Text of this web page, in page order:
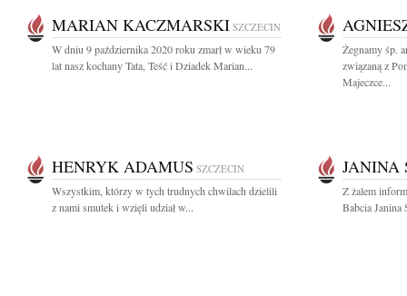
MARIAN KACZMARSKI SZCZECIN
W dniu 9 października 2020 roku zmarł w wieku 79
lat nasz kochany Tata, Teść i Dziadek Marian...
Żegnamy śp.
związaną z
Majeczce...
HENRYK ADAMUS SZCZECIN
Wszystkim, którzy w tych trudnych chwilach dzielili
z nami smutek i wzięli udział w...
JANINA
Z żalem
Babcia Janina